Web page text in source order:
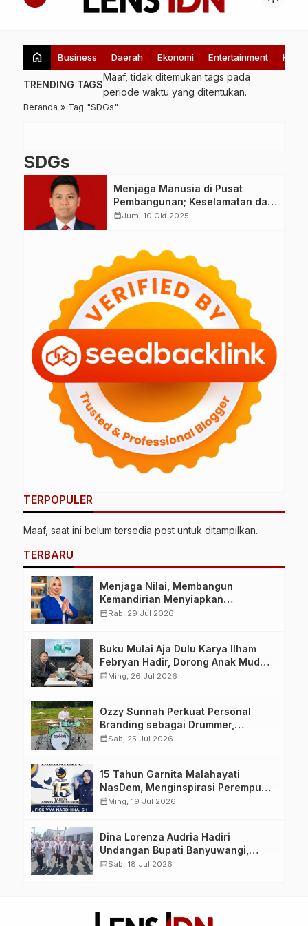
home Business Daerah Ekonomi Entertainment
TRENDING TAGS
Maaf, tidak ditemukan tags pada
periode waktu yang ditentukan.
Beranda » Tag "SDGs"
SDGs
Menjaga Manusia di Pusat
Pembangunan; Keselamatan dan
Kesehatan Kerja (K3) sebagai
calendar_monthJum, 10 Okt 2025
TERPOPULER
Maaf, saat ini belum tersedia post untuk ditampilkan.
TERBARU
Menjaga Nilai, Membangun
Kemandirian Menyiapkan
Kepemimpinan Ekonomi Perempuan
Jamaah
calendar_monthRab, 29 Jul 2026
Buku Mulai Aja Dulu Karya Ilham
Febryan Hadir, Dorong Anak Muda
Berhenti Menunda dan Mulai
calendar_monthMing, 26 Jul 2026
Ozzy Sunnah Perkuat Personal
Branding sebagai Drummer,
Produser, dan Sutradara Melalui
calendar_monthSab, 25 Jul 2026
15 Tahun Garnita Malahayati
NasDem, Menginspirasi Perempuan
Memimpin Perubahan Bangsa
calendar_monthMing, 19 Jul 2026
Dina Lorenza Audria Hadiri
Undangan Bupati Banyuwangi,
Saksikan Banyuwangi Ethno
calendar_monthSab, 18 Jul 2026